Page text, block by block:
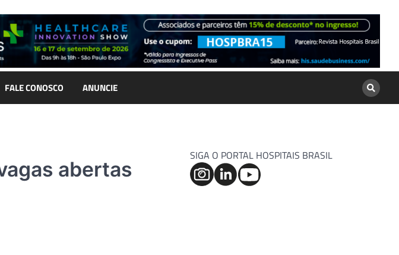
FALE CONOSCO ANUNCIE
abertas
SIGA O PORTAL HOSPITAIS BRASIL